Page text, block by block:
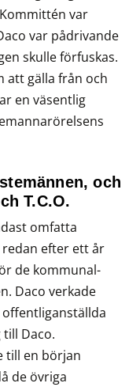
var
var pådrivande
skulle förfuskas.
att gälla från och
en väsentlig
och
T.C.O.
omfatta
efter ett år
de kommunal-
Daco verkade
Daco.
till en början
de övriga